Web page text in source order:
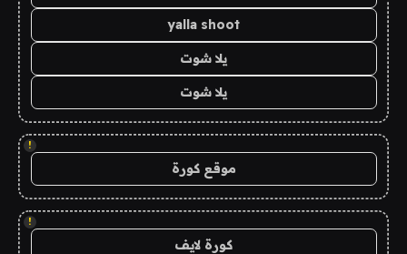
yalla shoot
يلا شوت
يلا شوت
!
موقع كورة
!
كورة لايف